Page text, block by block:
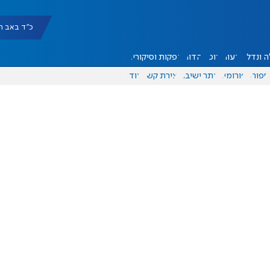
כ"ד באב תשפ"ו
ונדל"ן דעות אוכל יהדות הפקות וסיקורים
ספורט פורומים אתר ישיבה יצירת קשר עוד